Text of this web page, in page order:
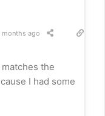
months ago
the
I had some